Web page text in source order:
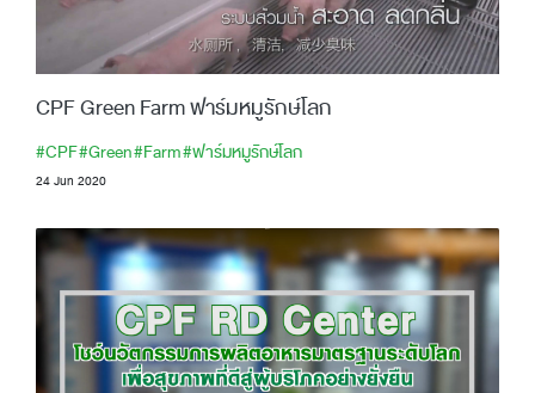
CPF Green Farm ฟาร์มหมูรักษ์โลก
#CPF#Green#Farm#ฟาร์มหมูรักษ์โลก
24 Jun 2020